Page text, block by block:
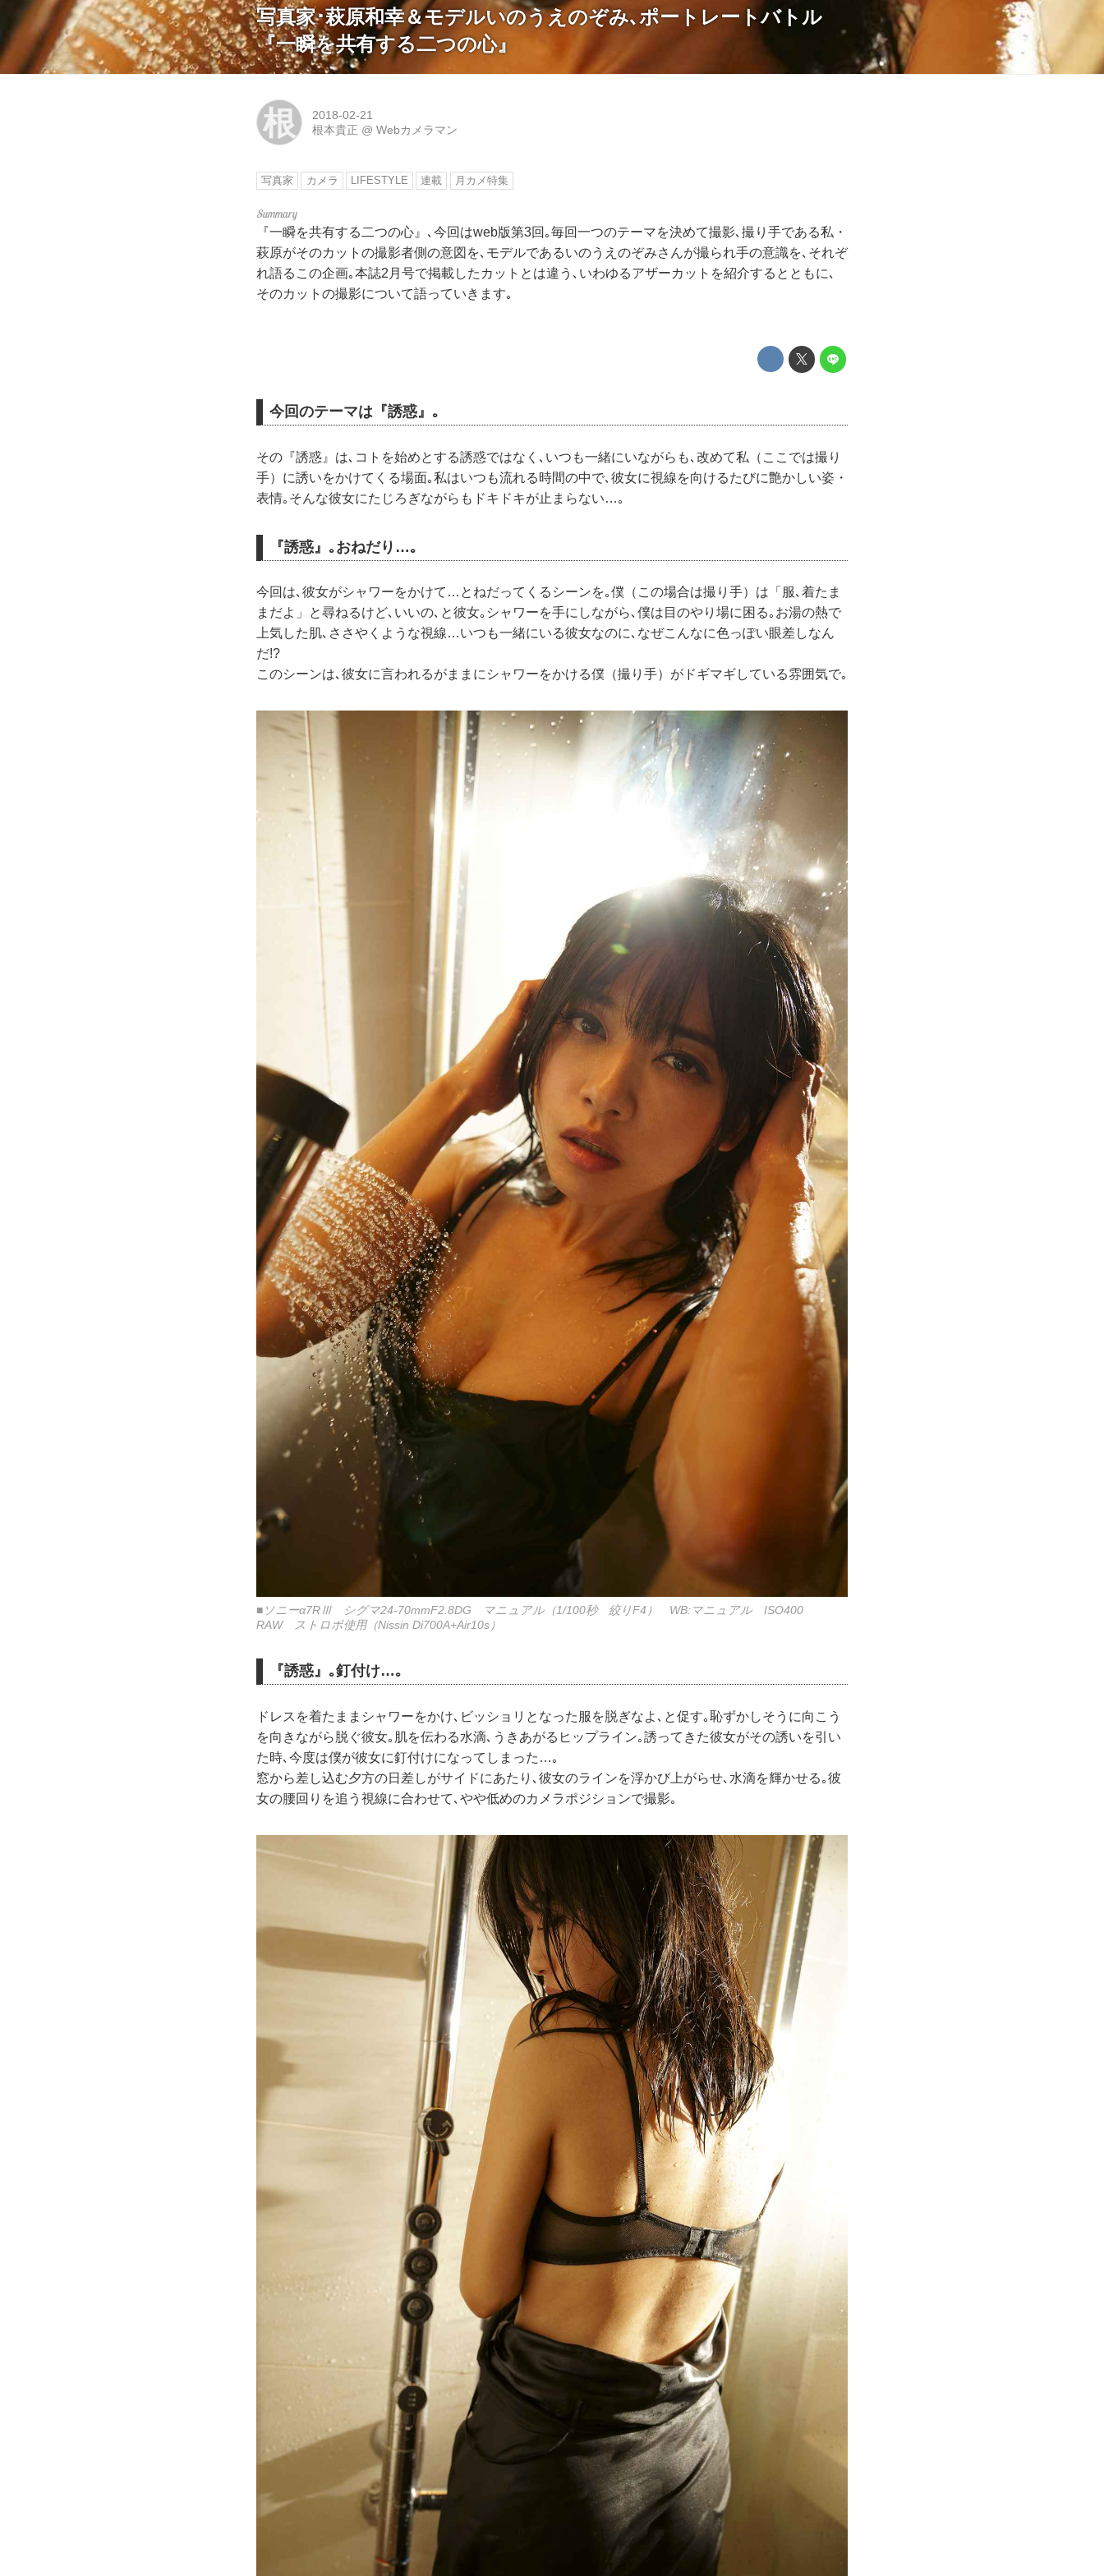
写真家･萩原和幸＆モデルいのうえのぞみ､ポートレートバトル
『一瞬を共有する二つの心』
根
2018-02-21
根本貴正 @Webカメラマン
写真家 カメラ LIFESTYLE 連載 月カメ特集
『一瞬を共有する二つの心』､今回はweb版第3回｡毎回一つのテーマを決めて撮影､撮り手である私・
萩原がそのカットの撮影者側の意図を､モデルであるいのうえのぞみさんが撮られ手の意識を､それぞ
れ語るこの企画｡本誌2月号で掲載したカットとは違う､いわゆるアザーカットを紹介するとともに､
そのカットの撮影について語っていきます｡
今回のテーマは『誘惑』｡
その『誘惑』は､コトを始めとする誘惑ではなく､いつも一緒にいながらも､改めて私（ここでは撮り
手）に誘いをかけてくる場面｡私はいつも流れる時間の中で､彼女に視線を向けるたびに艶かしい姿・
表情｡そんな彼女にたじろぎながらもドキドキが止まらない…｡
『誘惑』｡おねだり…｡
今回は､彼女がシャワーをかけて…とねだってくるシーンを｡僕（この場合は撮り手）は「服､着たま
まだよ」と尋ねるけど､いいの､と彼女｡シャワーを手にしながら､僕は目のやり場に困る｡お湯の熱で
上気した肌､ささやくような視線…いつも一緒にいる彼女なのに､なぜこんなに色っぽい眼差しなん
だ!?
このシーンは､彼女に言われるがままにシャワーをかける僕（撮り手）がドギマギしている雰囲気で｡
■ソニーα7RⅢ シグマ24-70mmF2.8DG マニュアル（1/100秒 絞りF4） WB:マニュアル ISO400
RAW ストロボ使用（Nissin Di700A+Air10s）
『誘惑』｡釘付け…｡
ドレスを着たままシャワーをかけ､ビッショリとなった服を脱ぎなよ､と促す｡恥ずかしそうに向こう
を向きながら脱ぐ彼女｡肌を伝わる水滴､うきあがるヒップライン｡誘ってきた彼女がその誘いを引い
た時､今度は僕が彼女に釘付けになってしまった…｡
窓から差し込む夕方の日差しがサイドにあたり､彼女のラインを浮かび上がらせ､水滴を輝かせる｡彼
女の腰回りを追う視線に合わせて､やや低めのカメラポジションで撮影｡